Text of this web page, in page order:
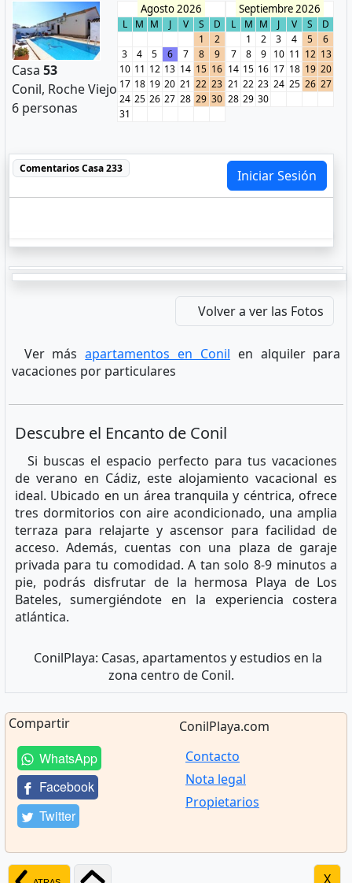
Casa 53
Conil, Roche Viejo
6 personas
Agosto 2026
L M M J V S
D
1
2
3
4 5 6 7 8
9
10 11 12 13 14 15 16
17 18 19 20 21 22 23
24 25 26 27 28 29 30
31
Septiembre 2026
L M M J V S
D
1
2 3 4 5
6
7
8 9 10 11 12 13
14 15 16 17 18 19 20
21 22 23 24 25 26 27
28 29 30
ComentariosCasa 233 Iniciar Sesión
Volver a ver las Fotos
Ver másapartamentos en Conil en alquiler para
vacaciones por particulares
Descubre el Encanto de Conil
Si buscas el espacio perfecto para tus vacaciones
de verano en Cádiz, este alojamiento vacacional es
ideal. Ubicado en un área tranquila y céntrica, ofrece
tres dormitorios con aire acondicionado, una amplia
terraza para relajarte y ascensor para facilidad de
acceso. Además, cuentas con una plaza de garaje
privada para tu comodidad. A tan solo 8-9 minutos a
pie, podrás disfrutar de la hermosa Playa de Los
Bateles, sumergiéndote en la experiencia costera
atlántica.
ConilPlaya: Casas, apartamentos y estudios en la
zona centro de Conil.
X
Compartir
WhatsApp
Facebook
Twitter
ConilPlaya.com
Contacto
Nota legal
Propietarios